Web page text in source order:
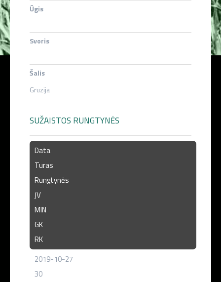
Ūgis
Svoris
Šalis
Gruzija
SUŽAISTOS RUNGTYNĖS
Data
Turas
Rungtynės
ĮV
MIN
GK
RK
2019-10-27
30